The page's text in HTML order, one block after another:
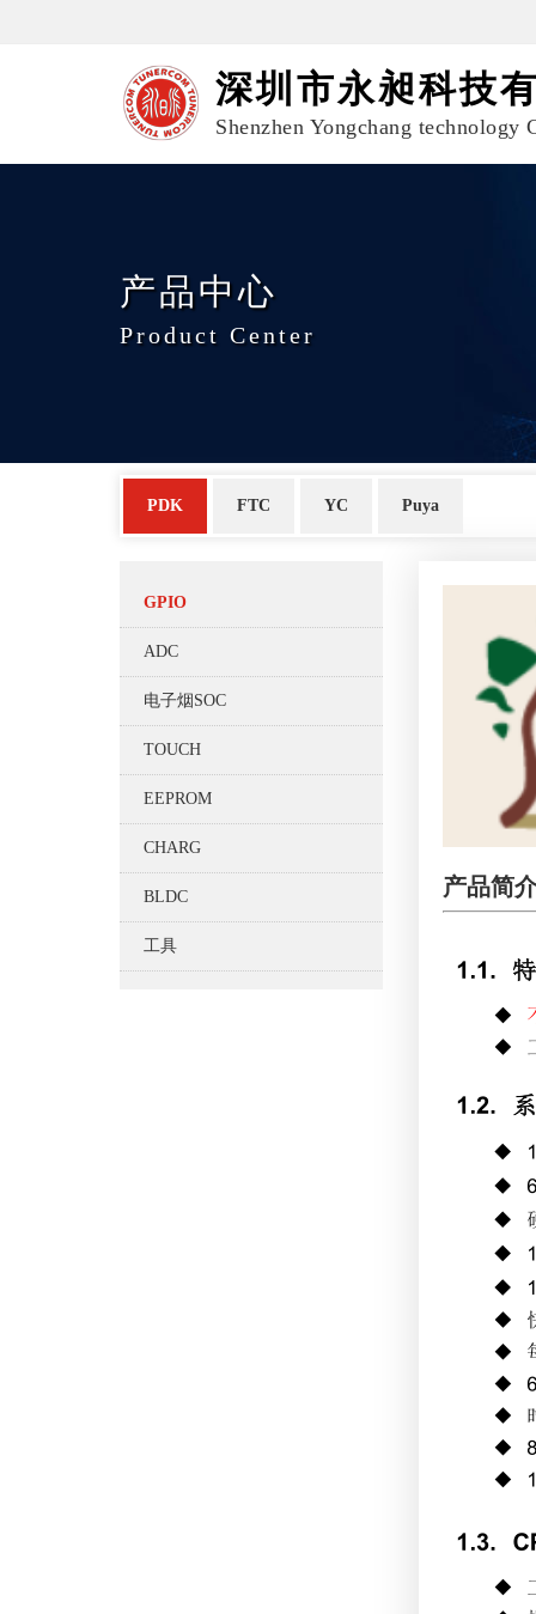
深圳市永昶科技
Shenzhen Yongchang technology
产品中心
Product Center
PDK FTC YC Puya
产品简
GPIO
ADC
电子烟SOC
TOUCH
EEPROM
CHARG
BLDC
工具